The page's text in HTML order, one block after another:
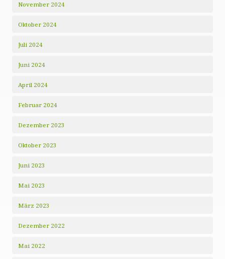
November 2024
Oktober 2024
Juli 2024
Juni 2024
April 2024
Februar 2024
Dezember 2023
Oktober 2023
Juni 2023
Mai 2023
März 2023
Dezember 2022
Mai 2022